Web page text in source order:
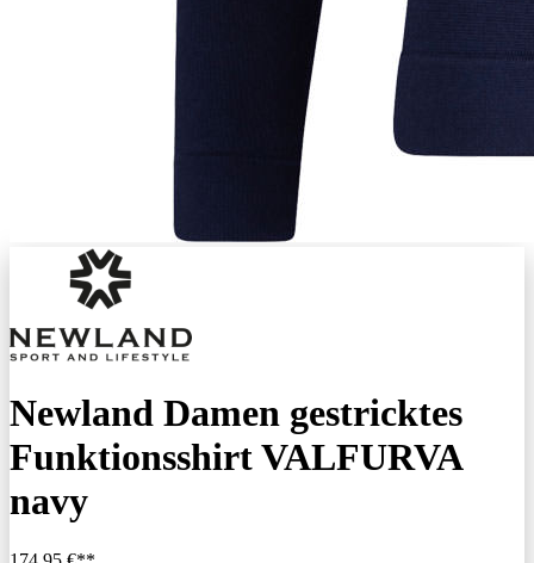
Newland Damen gestricktes
Funktionsshirt VALFURVA
navy